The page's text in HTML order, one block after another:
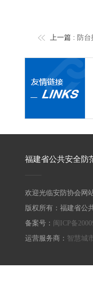
上一篇 : 防台
福建省公共安全防
欢迎光临安防协会网
版权所有：福建省公
备案号： 闽ICP备
运营服务商： 智慧城